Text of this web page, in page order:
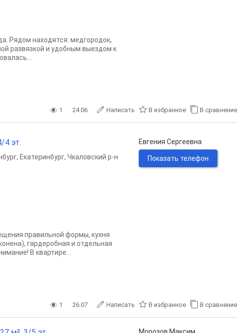
Рядом находятся: медгородок,
развязкой и удобным выездом к
1 24.06 Написать В избранное В сравнение
4 эт.
, Екатеринбург, Чкаловский р-н
правильной формы, кухня
гардеробная и отдельная
В квартире...
Евгения Сергеевна
Показать телефон
1 26.07 Написать В избранное В сравнение